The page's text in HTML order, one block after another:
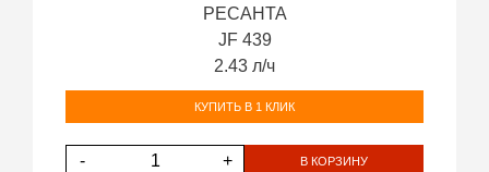
РЕСАНТА
JF 439
2.43 л/ч
КУПИТЬ В 1 КЛИК
- + В КОРЗИНУ